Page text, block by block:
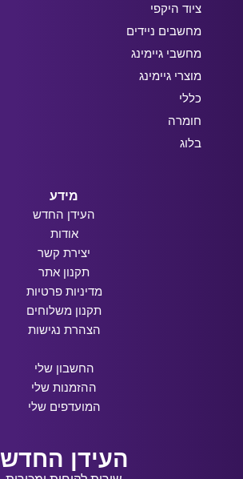
ציוד היקפי
מחשבים ניידים
מחשבי גיימינג
מוצרי גיימינג
כללי
חומרה
בלוג
מידע
העידן החדש
אודות
יצירת קשר
תקנון אתר
מדיניות פרטיות
תקנון משלוחים
הצהרת נגישות
החשבון שלי
ההזמנות שלי
המועדפים שלי
העידן החדש